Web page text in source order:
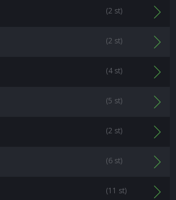
(2 st)
(2 st)
(4 st)
(5 st)
(2 st)
(6 st)
(11 st)